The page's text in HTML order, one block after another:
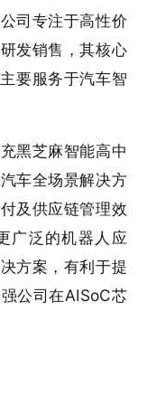
司专注于高性价
发销售，其核心
要服务于汽车智
黑芝麻智能高中
车全场景解决方
及供应链管理效
广泛的机器人应
方案，有利于提
公司在AISoC芯